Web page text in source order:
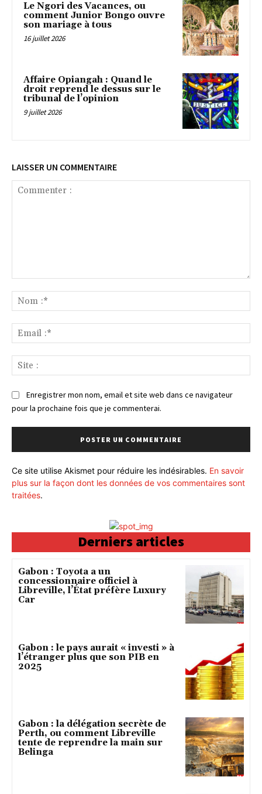
‎Le Ngori des Vacances, ou
comment Junior Bongo ouvre
son mariage à tous
16 juillet 2026
Affaire Opiangah : Quand le
droit reprend le dessus sur le
tribunal de l’opinion
9 juillet 2026
LAISSER UN COMMENTAIRE
:*
:*
:
Enregistrer mon nom, email et site web dans ce navigateur
pour la prochaine fois que je commenterai.
Ce site utilise Akismet pour réduire les indésirables. En savoir
plus sur la façon dont les données de vos commentaires sont
traitées.
Derniers articles
Gabon : Toyota a un
concessionnaire officiel à
Libreville, l’État préfère Luxury
Car
Gabon : le pays aurait « investi » à
l’étranger plus que son PIB en
2025
Gabon : la délégation secrète de
Perth, ou comment Libreville
tente de reprendre la main sur
Belinga